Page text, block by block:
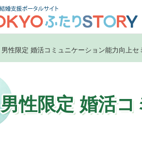
男性限定 婚活コミュニケーション能力向上セ
男性限定 婚活